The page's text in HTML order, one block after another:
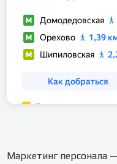
Маркетинг персонала